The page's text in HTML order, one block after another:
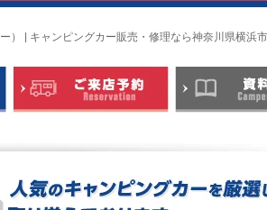
） | キャンピングカー販売・修理なら神奈川県横浜